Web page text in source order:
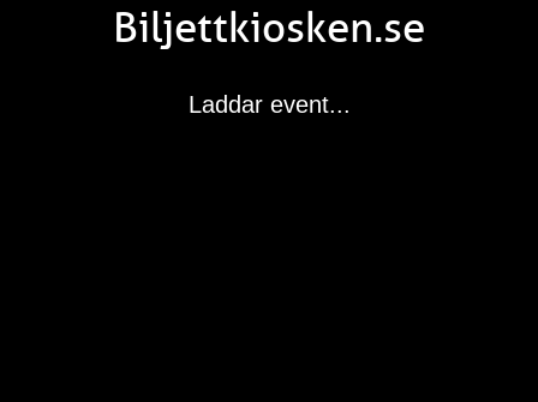
Biljettkiosken.se
Laddar event...